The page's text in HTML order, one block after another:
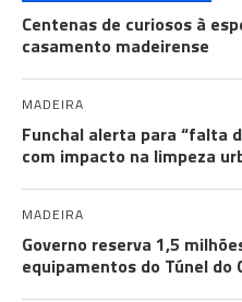
Centenas de curiosos à
casamento madeirense
MADEIRA
Funchal alerta para “falta
com impacto na limpeza
MADEIRA
Governo reserva 1,5
equipamentos do Túnel do